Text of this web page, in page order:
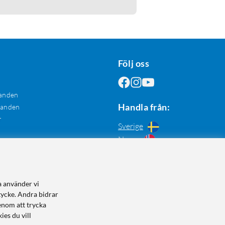
Följ oss
Handla från:
Sverige
Norge
använder vi
Andra bidrar
att trycka
du vill